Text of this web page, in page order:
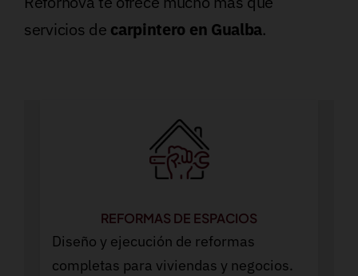
servicios de carpintero en Gualba.
REFORMAS DE ESPACIOS
Diseño y ejecución de reformas
completas para viviendas y negocios.